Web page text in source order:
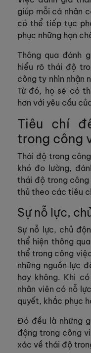
giúp mỗi cá nhân
có thể tiếp tục
phục những hạn
Thông qua đánh
hiểu rõ thái độ
công ty nhìn nhận
Từ đó, họ sẽ có
hơn với yêu cầu
Tiêu chí
trong công
Thái độ trong
khó đo lường,
thái độ trong công
thủ theo các tiêu
Sự nỗ lực,
Sự nỗ lực, chủ
thể hiện thông
thể trong công
những nguồn lực
hay không. Khi
nhân viên có nỗ
quyết, khắc phục
Đó đều là những
động trong công
xác về thái độ